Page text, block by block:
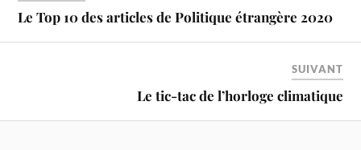
Le Top 10 des articles de Politique étrangère 2020
SUIVANT
Le tic-tac de l’horloge climatique